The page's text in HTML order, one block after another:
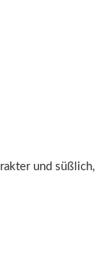
und süßlich,